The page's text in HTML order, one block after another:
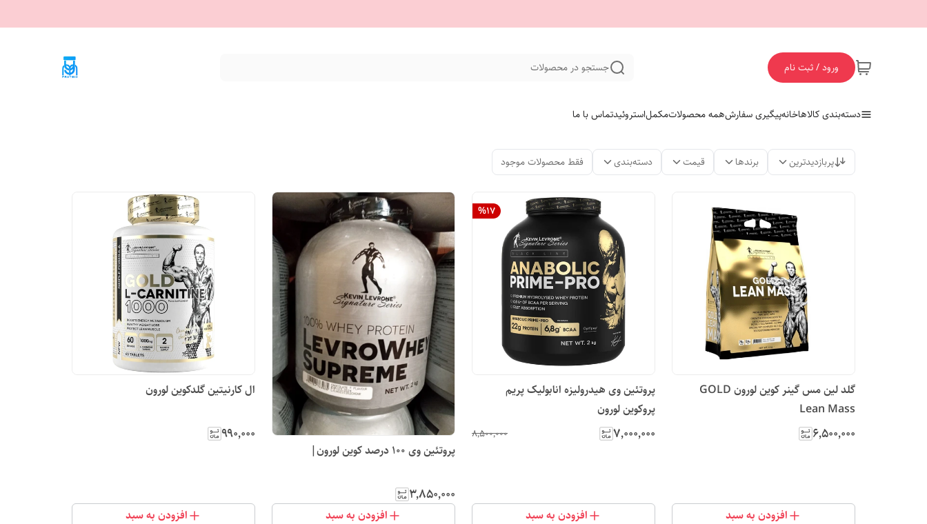
ورود / ثبت نام جستجو در محصولات
دسته‌بندی کالاهاخانهپیگیری سفارشهمه محصولاتمکملاستروئیدتماس با ما
پربازدیدترین برندها قیمت دسته‌بندی فقط محصولات موجود
گلد لین مس گینر کوین لورون GOLD
Lean Mass
۶٬۵۰۰٬۰۰۰
افزودن به سبد
%17
پروتئین وی هیدرولیزه انابولیک پریم
پروکوین لورون
۷٬۰۰۰٬۰۰۰ ۸٬۵۰۰٬۰۰۰
افزودن به سبد
پروتئین وی 100 درصد کوین لورون|
۳٬۸۵۰٬۰۰۰
افزودن به سبد
ال کارنیتین گلدکوین لورون
۹۹۰٬۰۰۰
افزودن به سبد